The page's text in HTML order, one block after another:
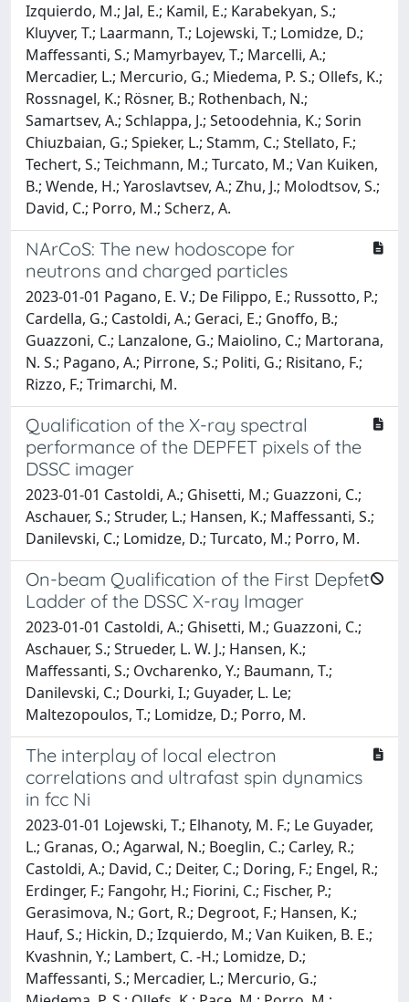
Izquierdo, M.; Jal, E.; Kamil, E.; Karabekyan, S.;
Kluyver, T.; Laarmann, T.; Lojewski, T.; Lomidze, D.;
Maffessanti, S.; Mamyrbayev, T.; Marcelli, A.;
Mercadier, L.; Mercurio, G.; Miedema, P. S.; Ollefs, K.;
Rossnagel, K.; Rösner, B.; Rothenbach, N.;
Samartsev, A.; Schlappa, J.; Setoodehnia, K.; Sorin
Chiuzbaian, G.; Spieker, L.; Stamm, C.; Stellato, F.;
Techert, S.; Teichmann, M.; Turcato, M.; Van Kuiken,
B.; Wende, H.; Yaroslavtsev, A.; Zhu, J.; Molodtsov, S.;
David, C.; Porro, M.; Scherz, A.
NArCoS: The new hodoscope for
neutrons and charged particles
2023-01-01 Pagano, E. V.; De Filippo, E.; Russotto, P.;
Cardella, G.; Castoldi, A.; Geraci, E.; Gnoffo, B.;
Guazzoni, C.; Lanzalone, G.; Maiolino, C.; Martorana,
N. S.; Pagano, A.; Pirrone, S.; Politi, G.; Risitano, F.;
Rizzo, F.; Trimarchi, M.
Qualification of the X-ray spectral
performance of the DEPFET pixels of the
DSSC imager
2023-01-01 Castoldi, A.; Ghisetti, M.; Guazzoni, C.;
Aschauer, S.; Struder, L.; Hansen, K.; Maffessanti, S.;
Danilevski, C.; Lomidze, D.; Turcato, M.; Porro, M.
On-beam Qualification of the First Depfet
Ladder of the DSSC X-ray Imager
2023-01-01 Castoldi, A.; Ghisetti, M.; Guazzoni, C.;
Aschauer, S.; Strueder, L. W. J.; Hansen, K.;
Maffessanti, S.; Ovcharenko, Y.; Baumann, T.;
Danilevski, C.; Dourki, I.; Guyader, L. Le;
Maltezopoulos, T.; Lomidze, D.; Porro, M.
The interplay of local electron
correlations and ultrafast spin dynamics
in fcc Ni
2023-01-01 Lojewski, T.; Elhanoty, M. F.; Le Guyader,
L.; Granas, O.; Agarwal, N.; Boeglin, C.; Carley, R.;
Castoldi, A.; David, C.; Deiter, C.; Doring, F.; Engel, R.;
Erdinger, F.; Fangohr, H.; Fiorini, C.; Fischer, P.;
Gerasimova, N.; Gort, R.; Degroot, F.; Hansen, K.;
Hauf, S.; Hickin, D.; Izquierdo, M.; Van Kuiken, B. E.;
Kvashnin, Y.; Lambert, C. -H.; Lomidze, D.;
Maffessanti, S.; Mercadier, L.; Mercurio, G.;